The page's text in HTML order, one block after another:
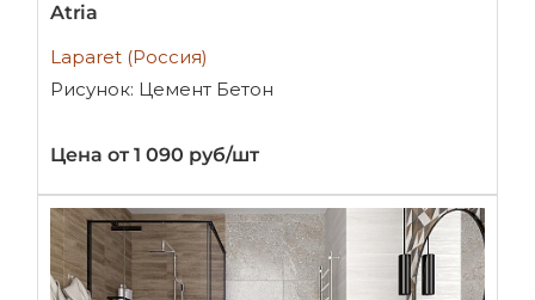
Atria
Laparet (Россия)
Рисунок: Цемент Бетон
Цена от 1 090 руб/шт